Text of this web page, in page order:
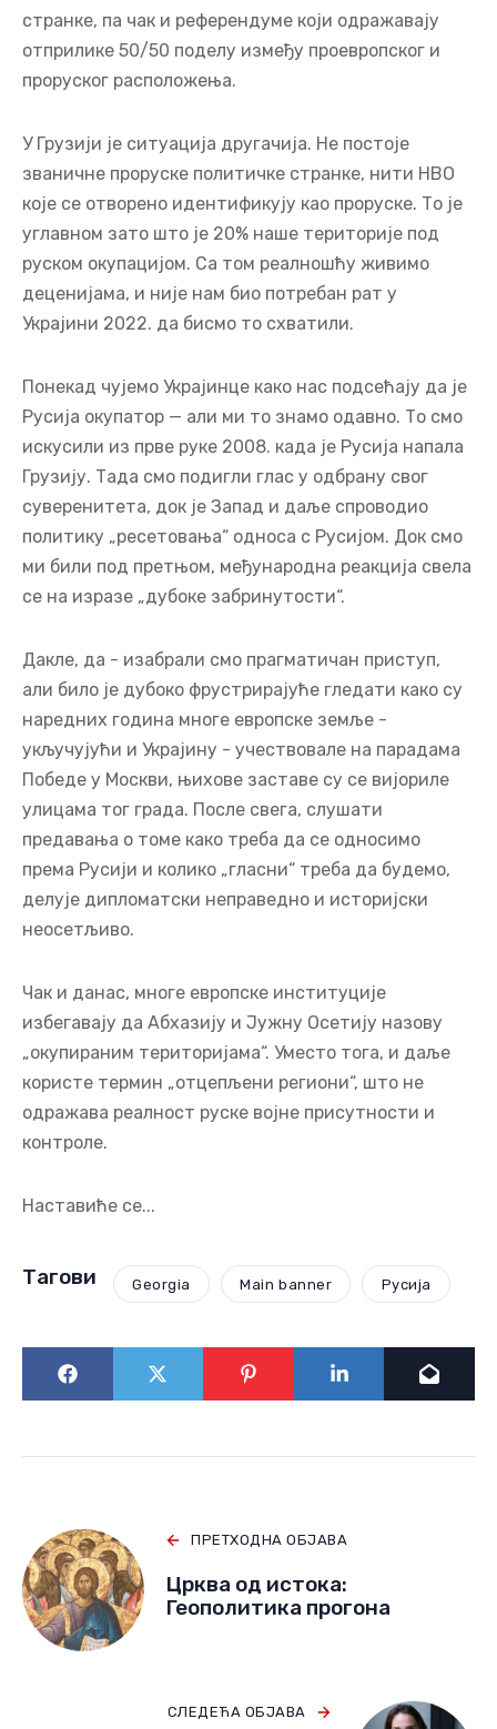
изворима, а колико их је, као што сте
сугерисали, под утицајем Русије или Ирана?
квантификовати утицај различитих страних
актера међу невладиним организацијама које
делују у Грузији. Ове повезаности нису увек
видљиве или отворено декларисане. Није као у
Молдавији, на пример, где је политички пејзаж
јасније подељен – тамо имате званичне проруске
странке, па чак и референдуме који одражавају
проруског расположења.
У Грузији је ситуација другачија. Не постоје
званичне проруске политичке странке, нити НВО
које се отворено идентификују као проруске. То је
углавном зато што је 20% наше територије под
руском окупацијом. Са том реалношћу живимо
деценијама, и није нам био потребан рат у
Понекад чујемо Украјинце како нас подсећају да је
Русија окупатор — али ми то знамо одавно. То смо
искусили из прве руке 2008. када је Русија напала
Грузију. Тада смо подигли глас у одбрану свог
суверенитета, док је Запад и даље спроводио
политику „ресетовања“ односа с Русијом. Док смо
ми били под претњом, међународна реакција свела
се на изразе „дубоке забринутости“.
али било је дубоко фрустрирајуће гледати како су
наредних година многе европске земље -
укључујући и Украјину - учествовале на парадама
Победе у Москви, њихове заставе су се вијориле
улицама тог града. После свега, слушати
предавања о томе како треба да се односимо
делује дипломатски неправедно и историјски
Чак и данас, многе европске институције
„окупираним територијама“. Уместо тога, и даље
користе термин „отцепљени региони“, што не
Тагови Georgia Main banner